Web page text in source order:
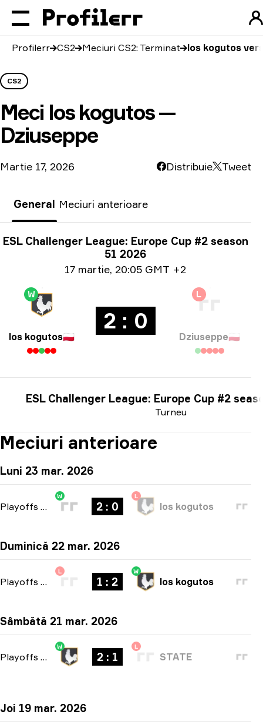
Profilerr CS2 Meciuri CS2: Terminat los kogutos
CS2
Meci los kogutos —
Dziuseppe
Martie 17, 2026 Distribuie Tweet
General Meciuri anterioare
Informații despre turneu
ESL Challenger League: Europe Cup #2 season
51 2026
Informații privind date
17 martie, 20:05 GMT +2
W
los kogutos🇵🇱
2 : 0
L
Dziuseppe🇵🇱
Turneu
ESL Challenger League: Europe Cup #2
Meciuri anterioare
Luni 23 mar. 2026
Playoffs bo3
W
2 : 0
L
los kogutos
Duminică 22 mar. 2026
Playoffs
L
1 : 2
W
los kogutos
Sâmbătă 21 mar. 2026
Playoffs
W
2 : 1
L
STATE
Joi 19 mar. 2026